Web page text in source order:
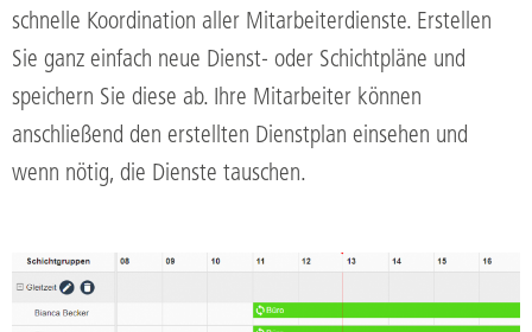
schnelle Koordination aller Mitarbeiterdienste. Erstellen
Sie ganz einfach neue Dienst- oder Schichtpläne und
speichern Sie diese ab. Ihre Mitarbeiter können
anschließend den erstellten Dienstplan einsehen und
wenn nötig, die Dienste tauschen.